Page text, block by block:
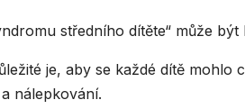
středního dítěte“ může
je, aby se každé dítě
nálepkování.